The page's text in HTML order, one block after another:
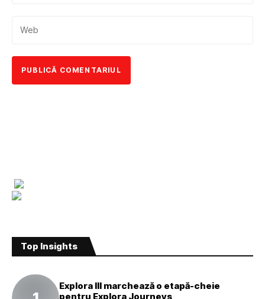
Top Insights
Explora III marchează o etapă-cheie
pentru Explora Journeys